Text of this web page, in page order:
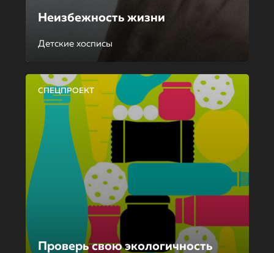
Неизбежность жизни
Детские хосписы
СПЕЦПРОЕКТ
Проверь свою экологичность